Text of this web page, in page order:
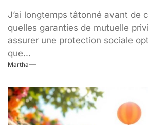
J’ai longtemps tâtonné avant de
quelles garanties de mutuelle
assurer une protection sociale
que...
Martha